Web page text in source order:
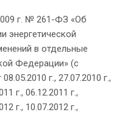
г. № 261-ФЗ «Об
энергетической
в отдельные
Федерации» (с
г., 27.07.2010 г.,
г., 06.12.2011 г.,
г., 10.07.2012 г.,